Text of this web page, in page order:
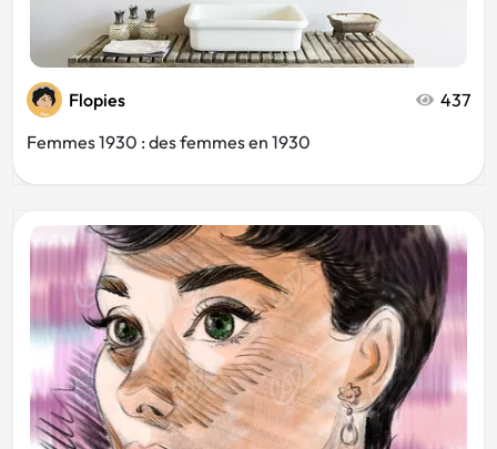
Flopies
437
Femmes 1930 : des femmes en 1930